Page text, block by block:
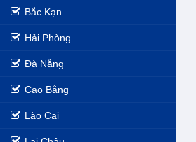
Bắc Kạn
Hải Phòng
Đà Nẵng
Cao Bằng
Lào Cai